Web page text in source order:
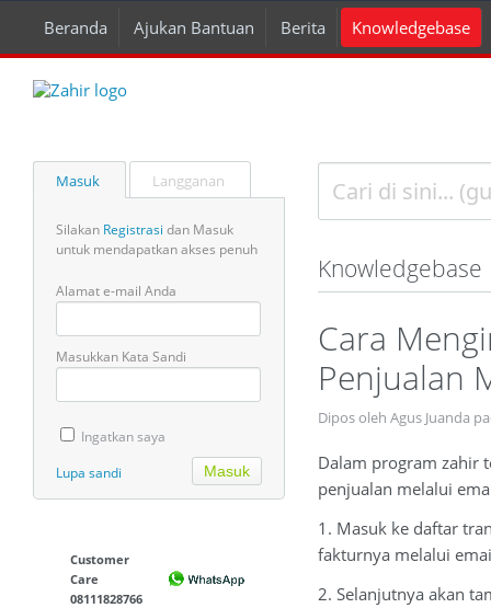
Beranda Ajukan Bantuan Berita Knowledgebase
Masuk Langganan
Silakan Registrasi dan Masuk
untuk mendapatkan akses penuh
Alamat e-mail Anda
Masukkan Kata Sandi
Ingatkan saya
Lupa sandi
Customer
Care
08111828766
Knowledgebase
Cara
Penjualan
Dipos oleh Agus Juanda
Dalam program zahir
penjualan melalui
1. Masuk ke daftar
fakturnya melalui
2. Selanjutnya akan